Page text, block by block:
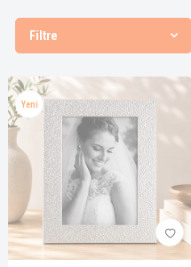
Filtre
Yeni